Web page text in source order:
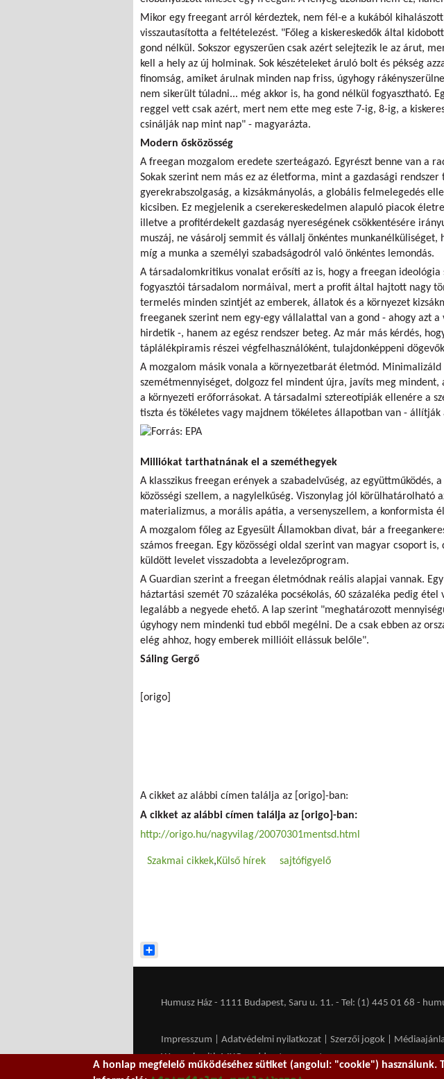
Mikor egy freegant arról kérdeztek, nem fél-e a kukából
visszautasította a feltételezést. "Főleg a kiskereskedők által
gond nélkül. Sokszor egyszerűen csak azért selejtezik le az árut,
kell a hely az új holminak. Sok készételeket áruló bolt és pékség
finomság, amiket árulnak minden nap friss, úgyhogy
nem sikerült túladni... még akkor is, ha gond nélkül fogyasztható.
reggel vett csak azért, mert nem ette meg este 7-ig, 8-ig, a
csinálják nap mint nap" - magyarázta.
Modern ősközösség
A freegan mozgalom eredete szerteágazó. Egyrészt benne van a
Sokak szerint nem más ez az életforma, mint a gazdasági
gyerekrabszolgaság, a kizsákmányolás, a globális felmelegedés
kicsiben. Ez megjelenik a cserekereskedelmen alapuló piacok
illetve a profitérdekelt gazdaság nyereségének csökkentésére
muszáj, ne vásárolj semmit és vállalj önkéntes munkanélküliséget,
míg a munka a személyi szabadságodról való önkéntes lemondás.
A társadalomkritikus vonalat erősíti az is, hogy a freegan ideológia
fogyasztói társadalom normáival, mert a profit által hajtott nagy
termelés minden szintjét az emberek, állatok és a környezet
freeganek szerint nem egy-egy vállalattal van a gond - ahogy azt
hirdetik -, hanem az egész rendszer beteg. Az már más kérdés,
táplálékpiramis részei végfelhasználóként, tulajdonképpeni
A mozgalom másik vonala a környezetbarát életmód.
szemétmennyiséget, dolgozz fel mindent újra, javíts meg mindent,
a környezeti erőforrásokat. A társadalmi sztereotípiák ellenére a
tiszta és tökéletes vagy majdnem tökéletes állapotban van - állítják
Milliókat tarthatnának el a szeméthegyek
A klasszikus freegan erények a szabadelvűség, az együttműködés,
közösségi szellem, a nagylelkűség. Viszonylag jól körülhatárolható
materializmus, a morális apátia, a versenyszellem, a konformista
A mozgalom főleg az Egyesült Államokban divat, bár a
számos freegan. Egy közösségi oldal szerint van magyar csoport
küldött levelet visszadobta a levelezőprogram.
A Guardian szerint a freegan életmódnak reális alapjai vannak.
háztartási szemét 70 százaléka pocsékolás, 60 százaléka pedig
legalább a negyede ehető. A lap szerint "meghatározott
úgyhogy nem mindenki tud ebből megélni. De a csak ebben az
elég ahhoz, hogy emberek millióit ellássuk belőle".
Sáling Gergő
[origo]
A cikket az alábbi címen találja az [origo]-ban:
A cikket az alábbi címen találja az [origo]-ban:
http://origo.hu/nagyvilag/20070301mentsd.html
Szakmai cikkek Külső hírek sajtófigyelő
Humusz Ház - 1111 Budapest, Saru u. 11. - Tel: (1) 445 01 68 -
Impresszum Adatvédelmi nyilatkozat Szerzői jogok
We work withMXGuarddogto prevent spam.
A honlap megfelelő működéséhez sütiket (angolul: "cookie") használunk.